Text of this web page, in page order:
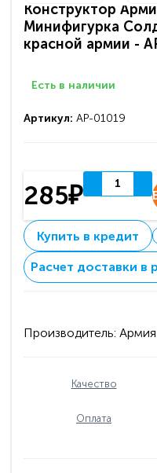
Конструктор
Минифигурка
красной армии -
Есть в наличии
Артикул: АР-01019
285₽
Купить в кредит
Расчет доставки в
Производитель:
Качество
Оплата